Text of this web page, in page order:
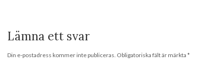
Lämna ett svar
Din e-postadress kommer inte publiceras. Obligatoriska fält är märkta *